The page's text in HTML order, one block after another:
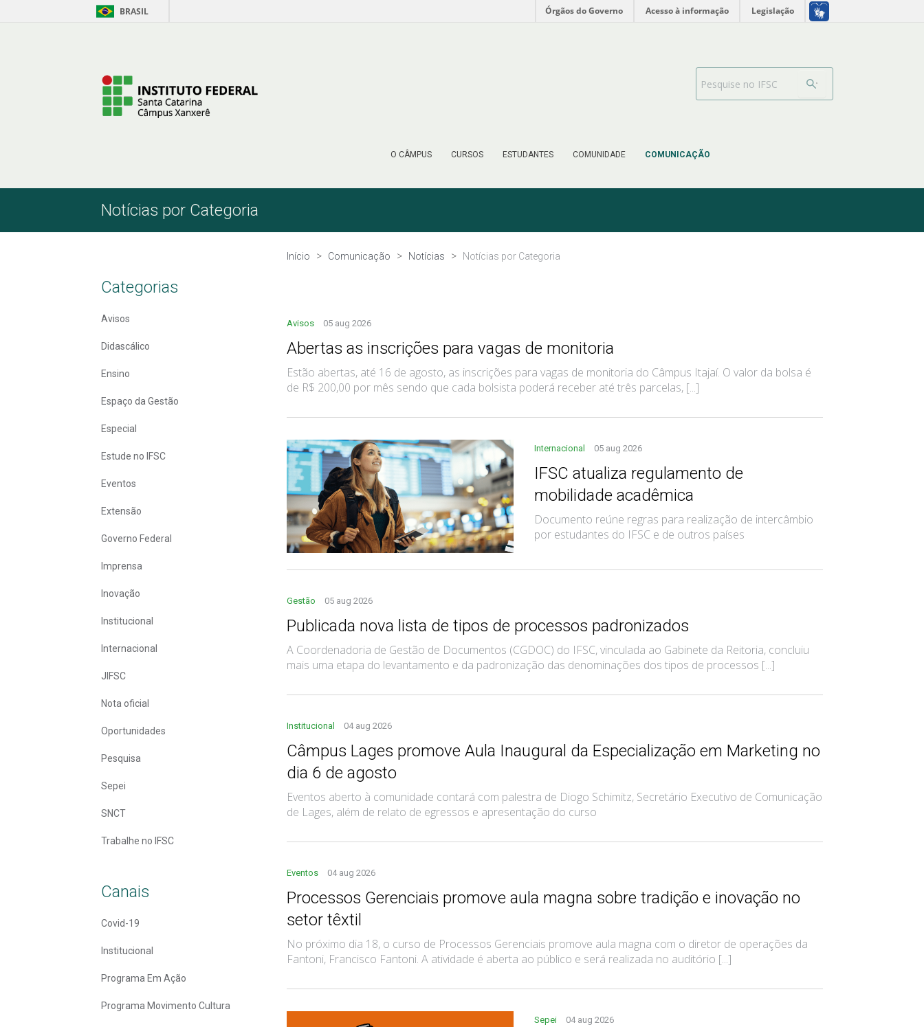
BRASIL Órgãos do Governo Acesso à informação Legislação
O CÂMPUS CURSOS ESTUDANTES COMUNIDADE COMUNICAÇÃO
Search Bar
Notícias por Categoria
Categorias
Avisos
Didascálico
Ensino
Espaço da Gestão
Especial
Estude no IFSC
Eventos
Extensão
Governo Federal
Imprensa
Inovação
Institucional
Internacional
JIFSC
Nota oficial
Oportunidades
Pesquisa
Sepei
SNCT
Trabalhe no IFSC
Canais
Covid-19
Institucional
Programa Em Ação
Programa Movimento Cultura
Início Comunicação Notícias Notícias por Categoria
Avisos 05 aug 2026
Abertas as inscrições para vagas de monitoria
Estão abertas, até 16 de agosto, as inscrições para vagas de monitoria do Câmpus Itajaí. O valor da bolsa é
de R$ 200,00 por mês sendo que cada bolsista poderá receber até três parcelas, [...]
Internacional 05 aug 2026
IFSC atualiza regulamento de
mobilidade acadêmica
Documento reúne regras para realização de intercâmbio
por estudantes do IFSC e de outros países
Gestão 05 aug 2026
Publicada nova lista de tipos de processos padronizados
A Coordenadoria de Gestão de Documentos (CGDOC) do IFSC, vinculada ao Gabinete da Reitoria, concluiu
mais uma etapa do levantamento e da padronização das denominações dos tipos de processos [...]
Institucional 04 aug 2026
Câmpus Lages promove Aula Inaugural da Especialização em Marketing no
dia 6 de agosto
Eventos aberto à comunidade contará com palestra de Diogo Schimitz, Secretário Executivo de Comunicação
de Lages, além de relato de egressos e apresentação do curso
Eventos 04 aug 2026
Processos Gerenciais promove aula magna sobre tradição e inovação no
setor têxtil
No próximo dia 18, o curso de Processos Gerenciais promove aula magna com o diretor de operações da
Fantoni, Francisco Fantoni. A atividade é aberta ao público e será realizada no auditório [...]
Sepei 04 aug 2026